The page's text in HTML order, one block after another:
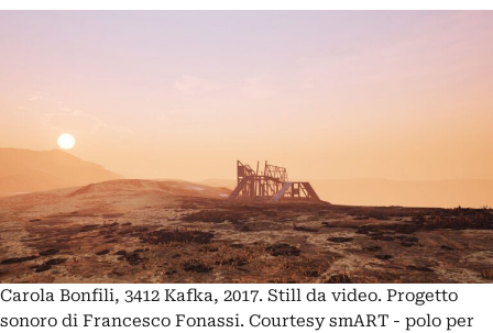
Carola Bonfili, 3412 Kafka, 2017. Still da video. Progetto
sonoro di Francesco Fonassi. Courtesy smART - polo per